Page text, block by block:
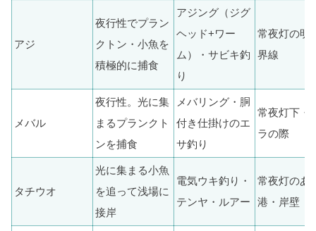
アジ
夜行性でプラン
クトン・小魚を
積極的に捕食
アジング（ジグ
ヘッド+ワー
ム）・サビキ釣
り
常夜灯の明
界線
メバル
夜行性。光に集
まるプランクト
ンを捕食
メバリング・胴
付き仕掛けのエ
サ釣り
常夜灯下・
ラの際
タチウオ
光に集まる小魚
を追って浅場に
接岸
電気ウキ釣り・
テンヤ・ルアー
常夜灯のあ
港・岸壁